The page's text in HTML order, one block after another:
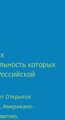
которых
Открытое
Американо-